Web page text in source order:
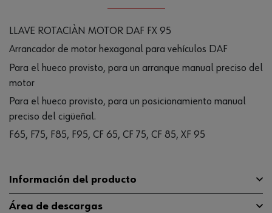
LLAVE ROTACIÀN MOTOR DAF FX 95
Arrancador de motor hexagonal para vehículos DAF
Para el hueco provisto, para un arranque manual preciso del
motor
Para el hueco provisto, para un posicionamiento manual
preciso del cigüeñal.
F65, F75, F85, F95, CF 65, CF 75, CF 85, XF 95
Información del producto
Área de descargas